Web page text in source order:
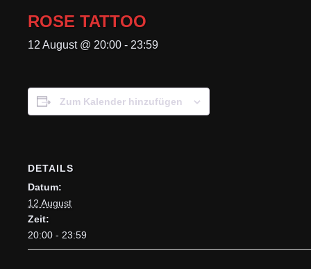
ROSE TATTOO
12 August @ 20:00 - 23:59
Zum Kalender hinzufügen
DETAILS
Datum:
12 August
Zeit:
20:00 - 23:59